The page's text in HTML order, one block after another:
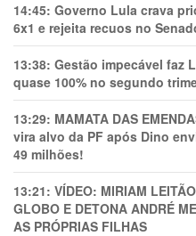
14:45: Governo Lula crava
6x1 e rejeita recuos no
13:38: Gestão impecável faz
quase 100% no segundo
13:29: MAMATA DAS
vira alvo da PF após Dino
49 milhões!
13:21: VÍDEO: MIRIAM
GLOBO E DETONA ANDRÉ
AS PRÓPRIAS FILHAS